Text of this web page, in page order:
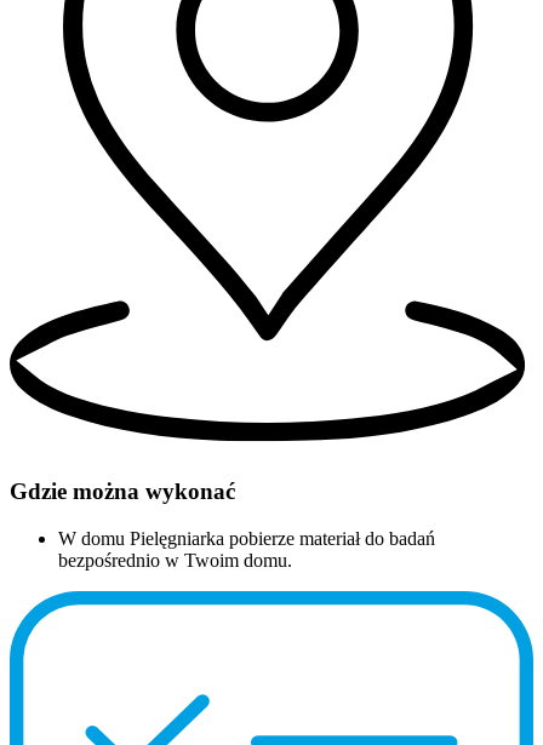
Gdzie można wykonać
W domu Pielęgniarka pobierze materiał do badań
bezpośrednio w Twoim domu.